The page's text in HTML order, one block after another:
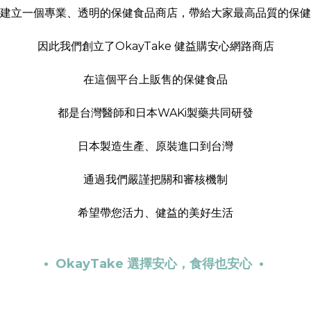
立一個專業、透明的保健食品商店， 帶給大家最高品質的保
因此我們創立了OkayTake 健益購安心網路商店
在這個平台上販售的保健食品
都是台灣醫師和日本WAKi製藥共同研發
日本製造生產、原裝進口到台灣
通過我們嚴謹把關和審核機制
希望帶您活力、健益的美好生活
• OkayTake 選擇安心，食得也安心 •